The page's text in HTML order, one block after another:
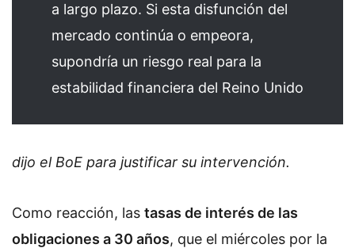
a largo plazo. Si esta disfunción del
mercado continúa o empeora,
supondría un riesgo real para la
estabilidad financiera del Reino Unido
dijo el BoE para justificar su intervención.
Como reacción, las tasas de interés de las
obligaciones a 30 años, que el miércoles por la